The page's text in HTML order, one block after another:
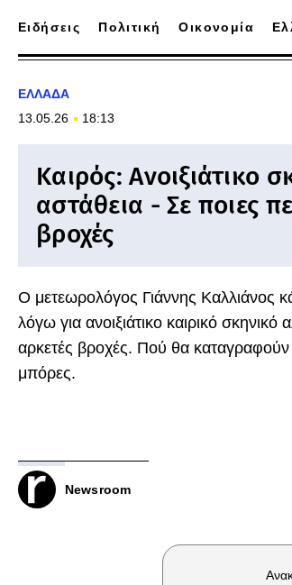
Ειδήσεις Πολιτική Οικονομία
ΕΛΛΑΔΑ
13.05.26
18:13
Καιρός: Ανοιξιάτικο
αστάθεια - Σε ποιες
βροχές
Ο μετεωρολόγος Γιάννης Καλλιάνος
λόγω για ανοιξιάτικο καιρικό σκηνικό
αρκετές βροχές. Πού θα καταγραφούν
μπόρες.
Newsroom